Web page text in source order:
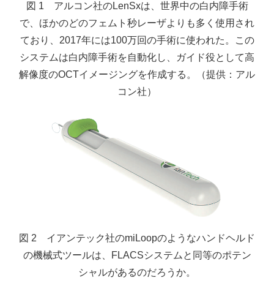
図 1 アルコン社のLenSxは、世界中の白内障手術
で、ほかのどのフェムト秒レーザよりも多く使用され
ており、2017年には100万回の手術に使われた。この
システムは白内障手術を自動化し、ガイド役として高
解像度のOCTイメージングを作成する。（提供：アル
コン社）
図 2 イアンテック社のmiLoopのようなハンドヘルド
の機械式ツールは、FLACSシステムと同等のポテン
シャルがあるのだろうか。